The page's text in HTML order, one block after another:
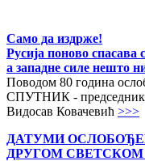
Само да издрже!
Русија поново спасава
а западне силе нешто
Поводом 80 година
СПУТНИК - председник
Видосав Ковачевић >>>
ДАТУМИ
ДРУГОМ СВЕТСКОМ